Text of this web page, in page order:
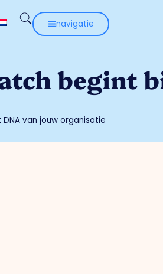
navigatie
begint
van jouw organisatie